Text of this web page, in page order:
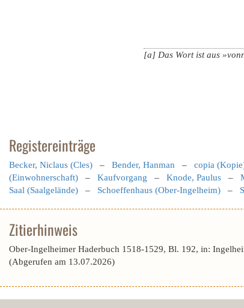
[a] Das Wort ist aus
Registereinträge
Becker, Niclaus (Cles) – Bender, Hanman – copia
(Einwohnerschaft) – Kaufvorgang – Knode, Paulus –
Saal (Saalgelände) – Schoeffenhaus (Ober-Ingelheim) –
Zitierhinweis
Ober-Ingelheimer Haderbuch 1518-1529, Bl. 192, in:
(Abgerufen am 13.07.2026)